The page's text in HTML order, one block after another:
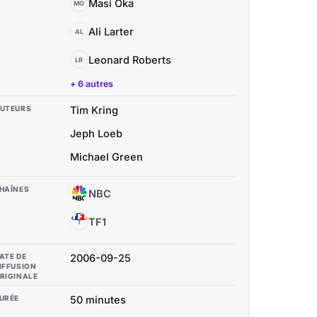
MO Masi Oka
AL Ali Larter
LR Leonard Roberts
+ 6 autres
Tim Kring
Jeph Loeb
Michael Green
N NBC
T TF1
DE
2006-09-25
50 minutes